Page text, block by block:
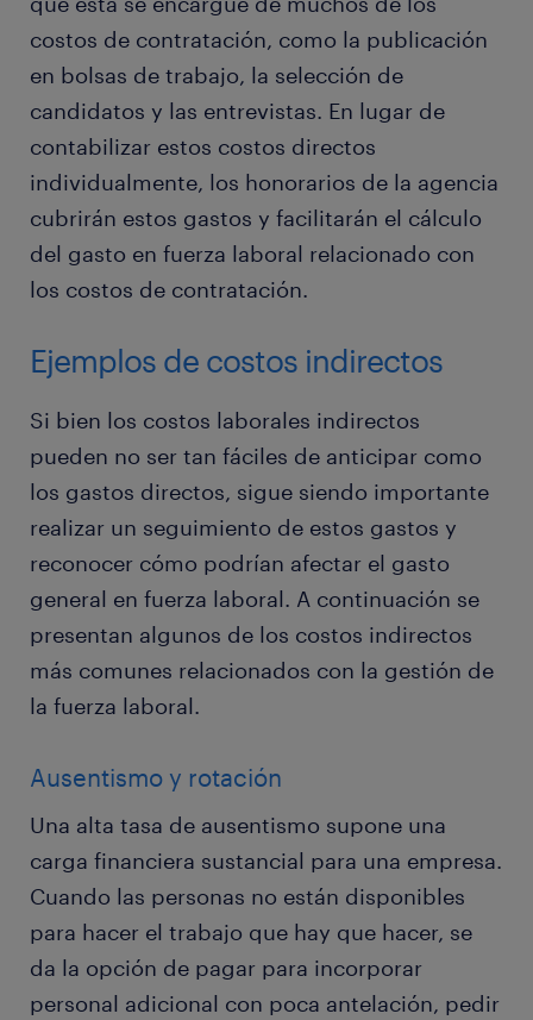
costos de contratación, como la publicación
en bolsas de trabajo, la selección de
candidatos y las entrevistas. En lugar de
contabilizar estos costos directos
individualmente, los honorarios de la agencia
cubrirán estos gastos y facilitarán el cálculo
del gasto en fuerza laboral relacionado con
los costos de contratación.
Ejemplos de costos indirectos
Si bien los costos laborales indirectos
pueden no ser tan fáciles de anticipar como
los gastos directos, sigue siendo importante
realizar un seguimiento de estos gastos y
reconocer cómo podrían afectar el gasto
general en fuerza laboral. A continuación se
presentan algunos de los costos indirectos
más comunes relacionados con la gestión de
la fuerza laboral.
Ausentismo y rotación
Una alta tasa de ausentismo supone una
carga financiera sustancial para una empresa.
Cuando las personas no están disponibles
para hacer el trabajo que hay que hacer, se
da la opción de pagar para incorporar
personal adicional con poca antelación, pedir